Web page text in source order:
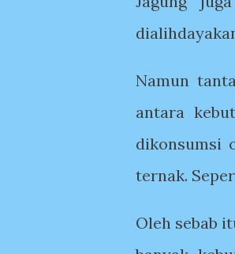
Namun
antara
dikonsumsi
ternak.
Oleh sebab